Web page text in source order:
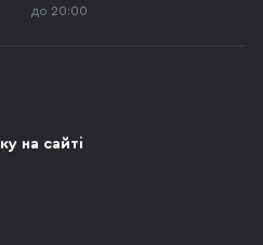
до 20:00
на сайті